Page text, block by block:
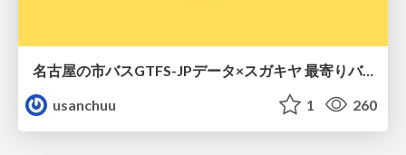
名古屋の市バスGTFS-JPデータ×スガキヤ 最寄りバス停検索をAmazon ElastiCache Serverless for Valkeyで最適化する
usanchuu
1 260